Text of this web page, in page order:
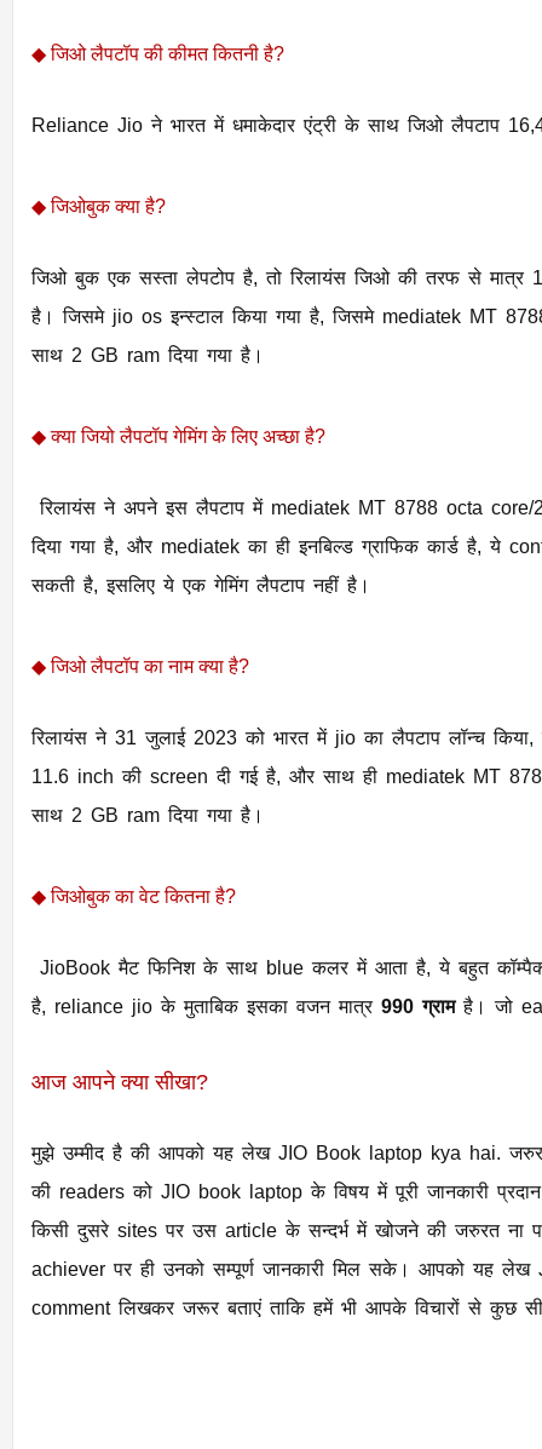
◆जिओ लैपटॉप की कीमत कितनी है?
◆जिओबुक क्या है?
जिओ बुक एक सस्ता लेपटोप है, तो रिलायंस जिओ की तरफ से मात्र
है। जिसमे jio os इन्स्टाल किया गया है, जिसमे mediatek MT
साथ 2 GB ram दिया गया है।
◆ क्या जियो लैपटॉप गेमिंग के लिए अच्छा है?
रिलायंस ने अपने इस लैपटाप में mediatek MT 8788 octa
दिया गया है, और mediatek का ही इनबिल्ड ग्राफिक कार्ड है, ये
सकती है, इसलिए ये एक गेमिंग लैपटाप नहीं है।
◆ जिओ लैपटॉप का नाम क्या है?
रिलायंस ने 31 जुलाई 2023 को भारत में jio का लैपटाप लॉन्च किया, जिसका नाम jio book है। jio book में
11.6 inch की screen दी गई है, और साथ ही mediatek MT
साथ 2 GB ram दिया गया है।
◆ जिओबुक का वेट कितना है?
JioBook मैट फिनिश के साथ blue कलर में आता है, ये बहुत
है, reliance jio के मुताबिक इसका वजन मात्र 990 ग्राम है। जो
आज आपने क्या सीखा?
मुझे उम्मीद है की आपको यह लेख JIO Book laptop kya hai. जरुर
की readers को JIO book laptop के विषय में पूरी जानकारी
किसी दुसरे sites पर उस article के सन्दर्भ में खोजने की जरुरत ना
achiever पर ही उनको सम्पूर्ण जानकारी मिल सके। आपको यह
comment लिखकर जरूर बताएं ताकि हमें भी आपके विचारों से कुछ